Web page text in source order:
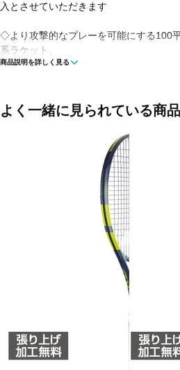
入とさせていただきます
◇より攻撃的なプレーを可能にする100
系ラケット。
■カラー(メーカー表記):
■バランスポイント(mm):310
■適正テンション(lbs):48-57
■生産国:中国
商品説明を詳しく見る
よく一緒に見られている商品